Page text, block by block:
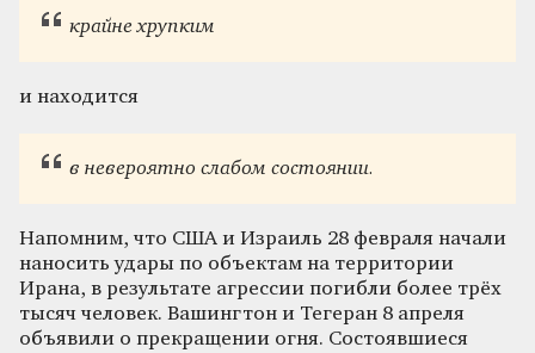
крайне хрупким
и находится
в невероятно слабом состоянии.
Напомним, что США и Израиль 28 февраля начали
наносить удары по объектам на территории
Ирана, в результате агрессии погибли более трёх
тысяч человек. Вашингтон и Тегеран 8 апреля
объявили о прекращении огня. Состоявшиеся